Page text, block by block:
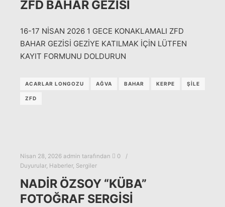
ZFD BAHAR GEZİSİ
16-17 NİSAN 2026 1 GECE KONAKLAMALI ZFD
BAHAR GEZİSİ GEZİYE KATILMAK İÇİN LÜTFEN
KAYIT FORMUNU DOLDURUN
ACARLAR LONGOZU AĞVA BAHAR KERPE ŞİLE
ZFD
Nisan 28, 2026 admin tarafından
0
Duyurular, Haberler, Sergiler
NADIR ÖZSOY “KÜBA”
FOTOĞRAF SERGISI